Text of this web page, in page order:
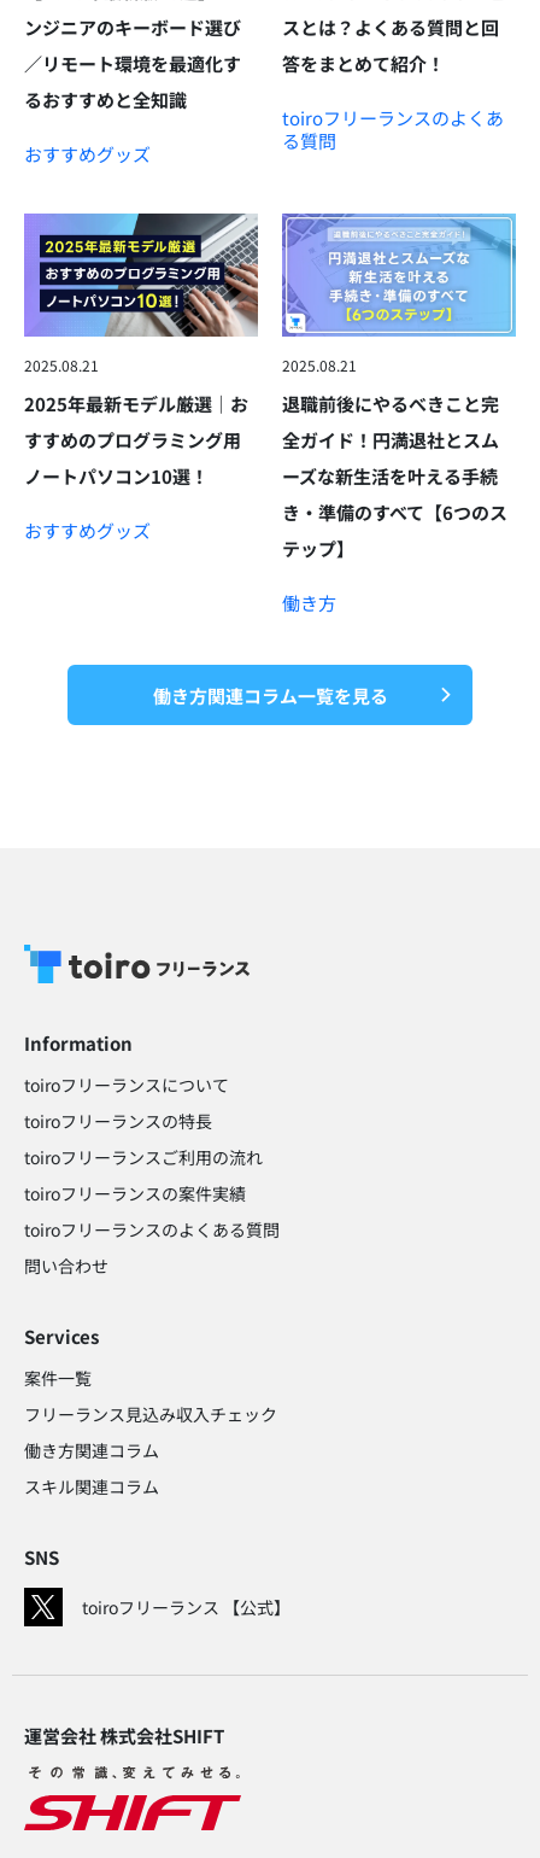
ンジニアのキーボード選び
／リモート環境を最適化す
るおすすめと全知識
おすすめグッズ
スとは？よくある質問と回
答をまとめて紹介！
toiroフリーランスのよくあ
る質問
2025.08.21
2025年最新モデル厳選｜お
すすめのプログラミング用
ノートパソコン10選！
おすすめグッズ
2025.08.21
退職前後にやるべきこと完
全ガイド！円満退社とスム
ーズな新生活を叶える手続
き・準備のすべて【6つのス
テップ】
働き方
働き方関連コラム一覧を見る
Information
toiroフリーランスについて
toiroフリーランスの特長
toiroフリーランスご利用の流れ
toiroフリーランスの案件実績
toiroフリーランスのよくある質問
問い合わせ​
Services
案件一覧
フリーランス見込み収入チェック​
働き方関連コラム​
スキル関連コラム​
SNS
toiroフリーランス 【公式】
運営会社 株式会社SHIFT​